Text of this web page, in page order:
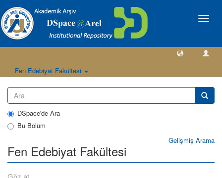
Geçiş
Fen Edebiyat Fakültesi
DSpace'de Ara
Bu Bölüm
Gelişmiş Arama
Fen Edebiyat Fakültesi